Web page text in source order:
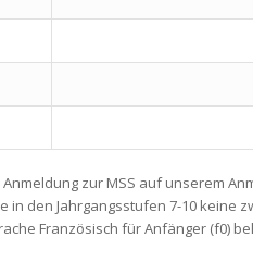
zur MSS auf unserem
in den Jahrgangsstufen 7-10 keine
Französisch für Anfänger (f0)